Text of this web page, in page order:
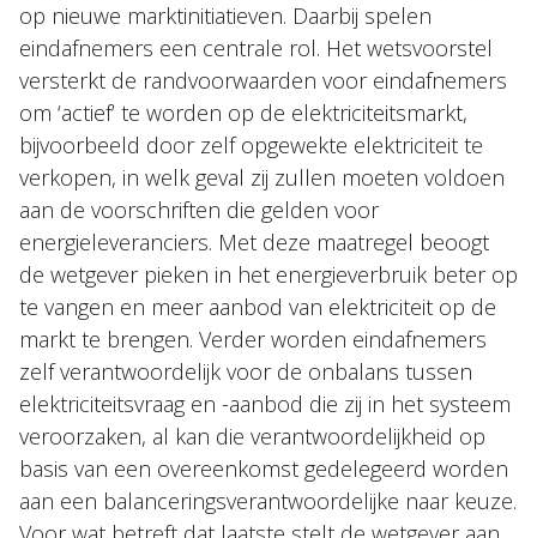
op nieuwe marktinitiatieven. Daarbij spelen
eindafnemers een centrale rol. Het wetsvoorstel
versterkt de randvoorwaarden voor eindafnemers
om ‘actief’ te worden op de elektriciteitsmarkt,
bijvoorbeeld door zelf opgewekte elektriciteit te
verkopen, in welk geval zij zullen moeten voldoen
aan de voorschriften die gelden voor
energieleveranciers. Met deze maatregel beoogt
de wetgever pieken in het energieverbruik beter op
te vangen en meer aanbod van elektriciteit op de
markt te brengen. Verder worden eindafnemers
zelf verantwoordelijk voor de onbalans tussen
elektriciteitsvraag en -aanbod die zij in het systeem
veroorzaken, al kan die verantwoordelijkheid op
basis van een overeenkomst gedelegeerd worden
aan een balanceringsverantwoordelijke naar keuze.